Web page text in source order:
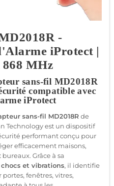
-
iProtect |
MHz
sans-fil MD2018R
compatible avec
iProtect
sans-fil MD2018R de
Technology est un dispositif
performant conçu pour
efficacement maisons,
Grâce à sa
et vibrations, il identifie
fenêtres, vitres,